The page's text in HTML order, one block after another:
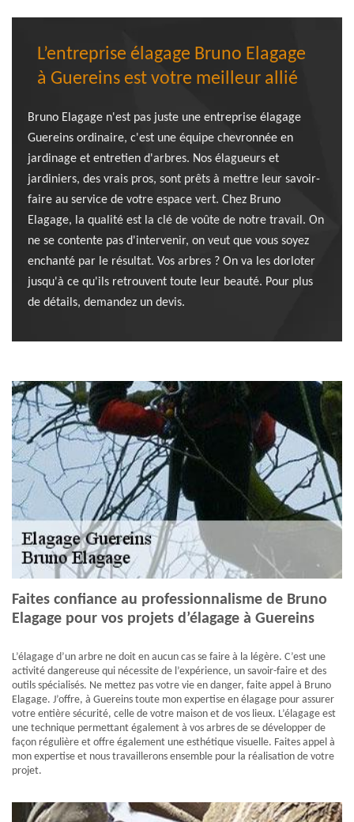
L’entreprise élagage Bruno Elagage
à Guereins est votre meilleur allié
Bruno Elagage n'est pas juste une entreprise élagage
Guereins ordinaire, c'est une équipe chevronnée en
jardinage et entretien d'arbres. Nos élagueurs et
jardiniers, des vrais pros, sont prêts à mettre leur savoir-
faire au service de votre espace vert. Chez Bruno
Elagage, la qualité est la clé de voûte de notre travail. On
ne se contente pas d'intervenir, on veut que vous soyez
enchanté par le résultat. Vos arbres ? On va les dorloter
jusqu'à ce qu'ils retrouvent toute leur beauté. Pour plus
de détails, demandez un devis.
Faites confiance au professionnalisme de Bruno
Elagage pour vos projets d’élagage à Guereins
L’élagage d’un arbre ne doit en aucun cas se faire à la légère. C’est une
activité dangereuse qui nécessite de l’expérience, un savoir-faire et des
outils spécialisés. Ne mettez pas votre vie en danger, faite appel à Bruno
Elagage. J’offre, à Guereins toute mon expertise en élagage pour assurer
votre entière sécurité, celle de votre maison et de vos lieux. L’élagage est
une technique permettant également à vos arbres de se développer de
façon régulière et offre également une esthétique visuelle. Faites appel à
mon expertise et nous travaillerons ensemble pour la réalisation de votre
projet.